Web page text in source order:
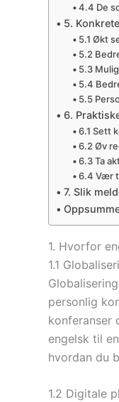
4.4 De
5.
5.1 Økt
5.2
5.3
5.4
5.5
6.
6.1 Sett
6.2 Øv
6.3 Ta
6.4 Vær
7. Slik
1. Hvorfor
1.1
personlig
konferanser
engelsk til
hvordan du
1.2 Digitale